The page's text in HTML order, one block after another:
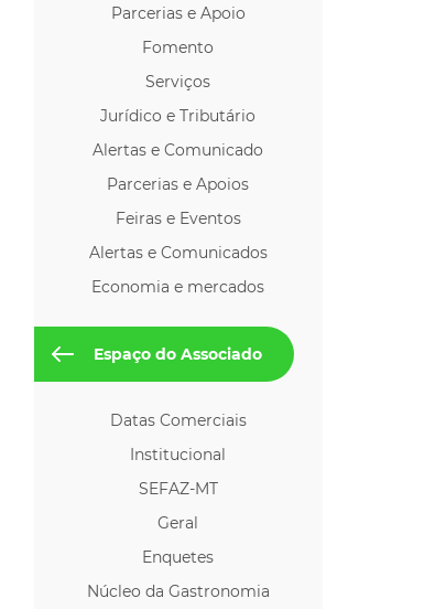
Parcerias e Apoio
Fomento
Serviços
Jurídico e Tributário
Alertas e Comunicado
Parcerias e Apoios
Feiras e Eventos
Alertas e Comunicados
Economia e mercados
Espaço do Associado
Datas Comerciais
Institucional
SEFAZ-MT
Geral
Enquetes
Núcleo da Gastronomia